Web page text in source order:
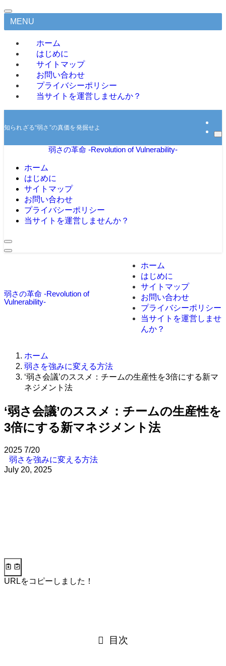
MENU
ホーム
はじめに
サイトマップ
お問い合わせ
プライバシーポリシー
当サイトを運営しませんか？
知られざる“弱さ”の真価を発掘せよ
弱さの革命 -Revolution of Vulnerability-
ホーム
はじめに
サイトマップ
お問い合わせ
プライバシーポリシー
当サイトを運営しませんか？
弱さの革命 -Revolution of
Vulnerability-
ホーム
はじめに
サイトマップ
お問い合わせ
プライバシーポリシー
当サイトを運営しませ
んか？
ホーム
弱さを強みに変える方法
‘弱さ会議’のススメ：チームの生産性を3倍にする新マ
ネジメント法
‘弱さ会議’のススメ：チームの生産性を
3倍にする新マネジメント法
2025 7/20
弱さを強みに変える方法
July 20, 2025
URLをコピーしました！
目次